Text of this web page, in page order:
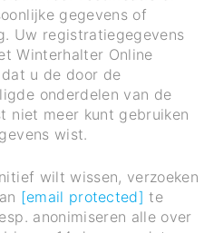
gegevens of
Uw registratiegegevens
Winterhalter Online
u de door de
onderdelen van de
niet meer kunt gebruiken
wist.
wilt wissen, verzoeken
[email protected] te
anonimiseren alle over